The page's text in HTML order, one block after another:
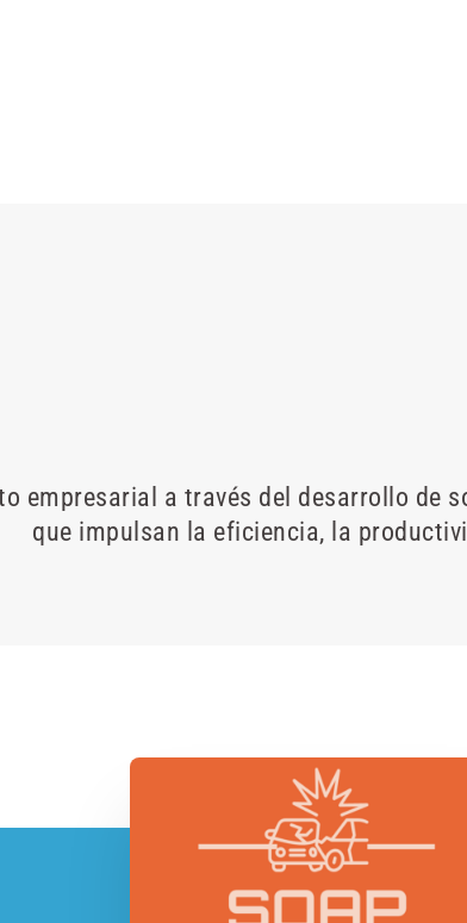
empresarial a través del desarrollo de
que impulsan la eficiencia, la